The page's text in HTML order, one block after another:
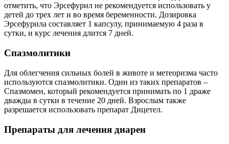
отметить, что Эрсефурил не рекомендуется использовать у
детей до трех лет и во время беременности. Дозировка
Эрсефурила составляет 1 капсулу, принимаемую 4 раза в
сутки, и курс лечения длится 7 дней.
Спазмолитики
Для облегчения сильных болей в животе и метеоризма часто
используются спазмолитики. Один из таких препаратов –
Спазмомен, который рекомендуется принимать по 1 драже
дважды в сутки в течение 20 дней. Взрослым также
разрешается использовать препарат Дицетел.
Препараты для лечения диареи